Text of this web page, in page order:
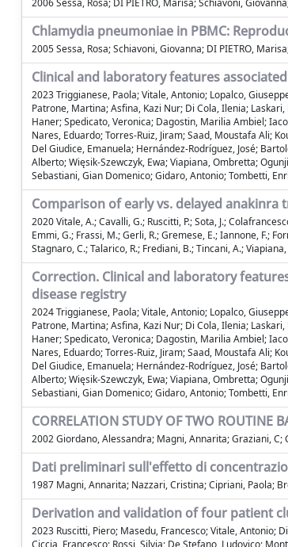
2006 Sessa, Rosa; DI PIETRO, Marisa; Schiavoni,
Chlamydia pneumoniae in PBMC:
2005 Sessa, Rosa; Schiavoni, Giovanna; DI PIETRO,
Clinical and laboratory features
2023 Triggianese, Paola; Vitale, Antonio; Lopalco,
Patrone, Martina; Asfina, Kazi Nur; Di Cola, Ilenia;
Haner; Spedicato, Veronica; Dagostin, Marilia Ambiel;
Nares, Eduardo; Torres-Ruiz, Jiram; Saad, Moustafa Ali;
Del Giudice, Emanuela; Hernández-Rodríguez, José;
Alberto; Więsik-Szewczyk, Ewa; Viapiana, Ombretta;
Sebastiani, Gian Domenico; Gidaro, Antonio; Tombetti,
Comparison of early vs. delayed
2020 Vitale, A.; Cavalli, G.; Ruscitti, P.; Sota, J.;
Emmi, G.; Frassi, M.; Gerli, R.; Gremese, E.; Iannone, F.;
Stagnaro, C.; Talarico, R.; Frediani, B.; Tincani, A.;
Correction. Clinical and laboratory
disease registry
2024 Triggianese, Paola; Vitale, Antonio; Lopalco,
Patrone, Martina; Asfina, Kazi Nur; Di Cola, Ilenia;
Haner; Spedicato, Veronica; Dagostin, Marilia Ambiel;
Nares, Eduardo; Torres-Ruiz, Jiram; Saad, Moustafa Ali;
Del Giudice, Emanuela; Hernández-Rodríguez, José;
Alberto; Więsik-Szewczyk, Ewa; Viapiana, Ombretta;
Sebastiani, Gian Domenico; Gidaro, Antonio; Tombetti,
CORRELATION STUDY OF TWO ROUTINE
2002 Giordano, Alessandra; Magni, Annarita; Graziani, C;
Dati preliminari sull'effetto di
1987 Magni, Annarita; Nazzari, Cristina; Cipriani, Paola;
Derivation and validation of four patient
2023 Ruscitti, Piero; Masedu, Francesco; Vitale, Antonio;
Ciccia, Francesco; Rossi, Silvia; De Stefano, Ludovico;